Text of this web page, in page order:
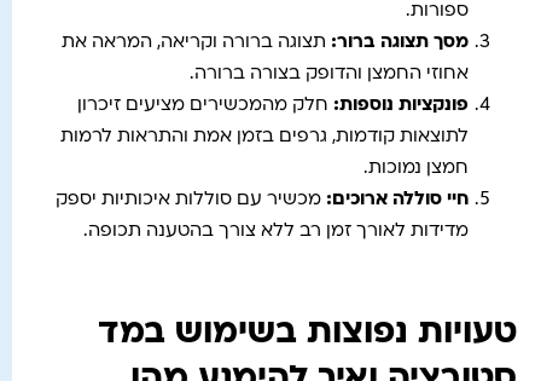
ספורות.
מסך תצוגה ברור: תצוגה ברורה וקריאה, המראה את
אחוזי החמצן והדופק בצורה ברורה.
פונקציות נוספות: חלק מהמכשירים מציעים זיכרון
לתוצאות קודמות, גרפים בזמן אמת והתראות לרמות
חמצן נמוכות.
חיי סוללה ארוכים : מכשיר עם סוללות איכותיות יספק
מדידות לאורך זמן רב ללא צורך בהטענה תכופה.
טעויות נפוצות בשימוש במד